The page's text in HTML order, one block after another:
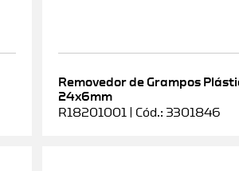
Removedor de Grampos
24x6mm
R18201001 | Cód.: 3301846